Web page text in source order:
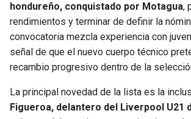
hondureño, conquistado por Motagua,
rendimientos y terminar de definir la
convocatoria mezcla experiencia con
señal de que el nuevo cuerpo técnico
recambio progresivo dentro de la
La principal novedad de la lista es la
Figueroa, delantero del Liverpool U21